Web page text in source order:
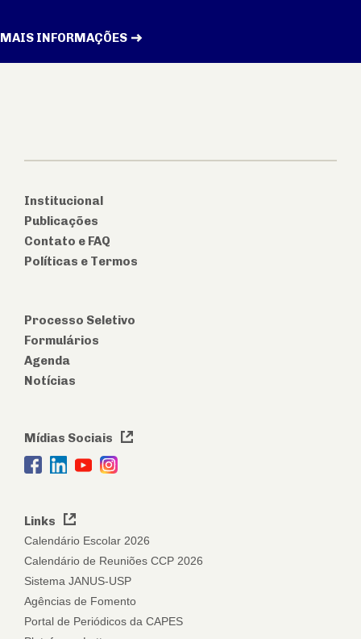
MAIS INFORMAÇÕES
Institucional
Publicações
Contato e FAQ
Políticas e Termos
Processo Seletivo
Formulários
Agenda
Notícias
Mídias Sociais
Links
Calendário Escolar 2026
Calendário de Reuniões CCP 2026
Sistema JANUS-USP
Agências de Fomento
Portal de Periódicos da CAPES